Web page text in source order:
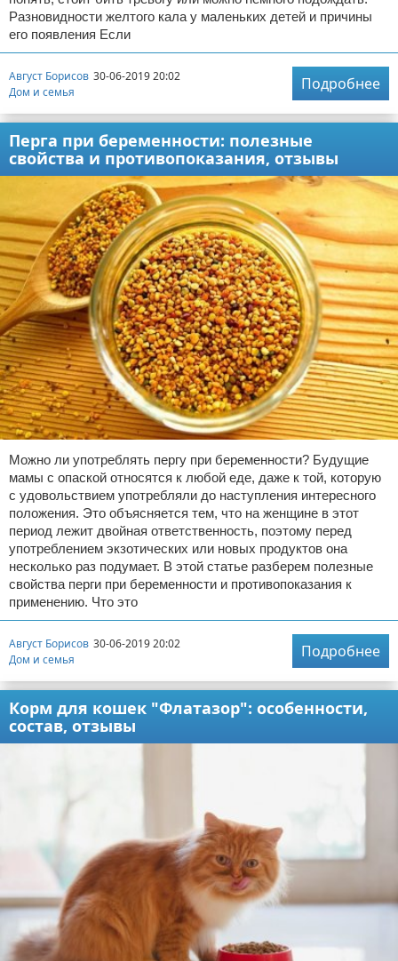
Разновидности желтого кала у маленьких детей и причины
его появления Если
Август Борисов 30-06-2019 20:02
Дом и семья
Подробнее
Перга при беременности: полезные
свойства и противопоказания, отзывы
Можно ли употреблять пергу при беременности? Будущие
мамы с опаской относятся к любой еде, даже к той, которую
с удовольствием употребляли до наступления интересного
положения. Это объясняется тем, что на женщине в этот
период лежит двойная ответственность, поэтому перед
употреблением экзотических или новых продуктов она
несколько раз подумает. В этой статье разберем полезные
свойства перги при беременности и противопоказания к
применению. Что это
Август Борисов 30-06-2019 20:02
Дом и семья
Подробнее
Корм для кошек "Флатазор": особенности,
состав, отзывы